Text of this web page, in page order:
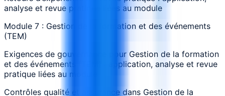
analyse et revue pratique liées au module
Module 7 : Gestion de la formation et des événements
(TEM)
Exigences de gouvernance pour Gestion de la formation
et des événements (TEM) : application, analyse et revue
pratique liées au module
Contrôles qualité et assurance dans Gestion de la